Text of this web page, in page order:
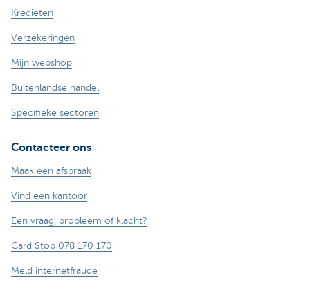
Kredieten
Verzekeringen
Mijn webshop
Buitenlandse handel
Specifieke sectoren
Contacteer ons
Maak een afspraak
Vind een kantoor
Een vraag, probleem of klacht?
Card Stop 078 170 170
Meld internetfraude